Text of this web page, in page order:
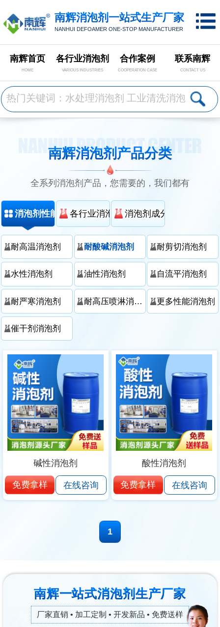
南辉消泡剂一站式生产厂家
NANHUI DEFOAMER ONE-STOP MANUFACTURER
南辉首页
HOME
各行业消泡剂
VARIOUS INDUSTRIES
合作案例
COOPERATION CASE
联系南辉
CONTACT US
南辉消泡剂产品分类
全系列消泡剂产品，您需要的，我们都有
消泡剂性能分类
耐高温消泡剂 耐酸碱消泡剂 耐剪切消泡剂
水性消泡剂 油性消泡剂 自流平消泡剂
耐严寒消泡剂 耐高压喷淋消泡剂 更多性能消泡剂
催干剂消泡剂
各行业消泡剂分类消泡剂成分分类
碱性消泡剂
免费拿样 在线咨询
酸性消泡剂
免费拿样 在线咨询
1
南辉一站式消泡剂生产厂家
厂家直销 • 加工定制 • 开发新品 • 免费送样